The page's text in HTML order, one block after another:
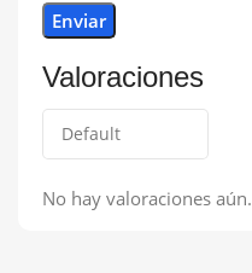
Valoraciones
No hay valoraciones aún.